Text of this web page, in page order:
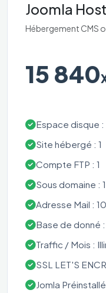
Joomla
Hébergement CMS
15 840
Espace disque :
Site hébergé : 1
Compte FTP : 1
Sous domaine : 1
Adresse Mail : 10
Base de donné :
Traffic / Mois :
SSL LET'S
Jomla Préinstallé